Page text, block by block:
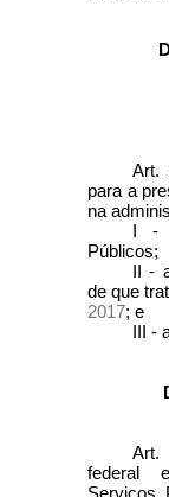
Art.
para a
na
I -
Públicos;
II -
de que
2017; e
III -
Art.
federal
Serviços